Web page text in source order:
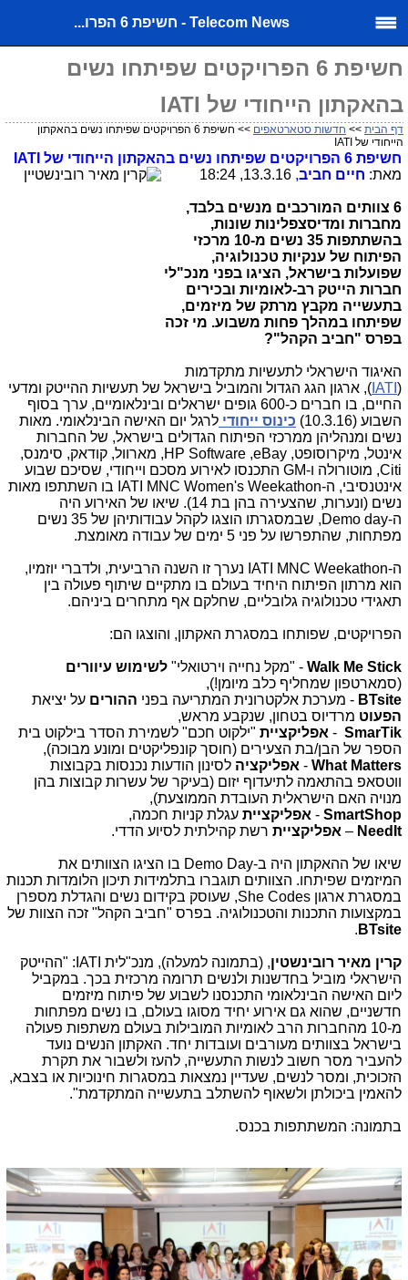
Telecom News - חשיפת 6 הפרו...
חשיפת 6 הפרויקטים שפיתחו נשים
בהאקתון הייחודי של IATI
דף הבית >> חדשות סטארטאפים
>> חשיפת 6 הפרויקטים שפיתחו נשים בהאקתון
הייחודי של IATI
חשיפת 6 הפרויקטים שפיתחו נשים בהאקתון הייחודי של
IATI
מאת: חיים חביב,
6 צוותים המורכבים מנשים בלבד,
מחברות ומדיסצפלינות שונות,
בהשתתפות 35 נשים מ-10 מרכזי
הפיתוח של ענקיות טכנולוגיה,
שפועלות בישראל, הציגו בפני מנכ"לי
חברות הייטק רב-לאומיות ובכירים
בתעשייה מקבץ מרתק של מיזמים,
שפיתחו במהלך פחות משבוע. מי זכה
בפרס "חביב הקהל"?
האיגוד הישראלי לתעשיות מתקדמות
(
IATI ), ארגון הגג הגדול והמוביל בישראל של תעשיות ההייטק ומדעי
החיים, בו חברים כ-600 גופים ישראלים ובינלאומיים, ערך בסוף
השבוע (10.3.16)
כינוס ייחודי לרגל יום האישה הבינלאומי. מאות
נשים ומנהליהן ממרכזי הפיתוח הגדולים בישראל, של החברות
אינטל, מיקרוסופט, eBay
,
HP Software, מארוול, קודאק, סימנס,
Citi, מוטורולה ו-GM התכנסו לאירוע מסכם וייחודי, שסיכם שבוע
אינטנסיבי, ה-IATI MNC Women's Weekathon בו השתתפו מאות
נשים (ונערות, שהצעירה בהן בת 14). שיאו של האירוע היה
ה-,Demo day
שבמסגרתו הוצגו לקהל עבודותיהן של 35 נשים
מפתחות, שהתפרשו על פני 5 ימים של עבודה מאומצת.
ה-IATI MNC Weekathon נערך זו השנה הרביעית, ולדברי יוזמיו,
הוא מרתון הפיתוח היחיד בעולם בו מתקיים שיתוף פעולה בין
תאגידי טכנולוגיה גלובליים, שחלקם אף מתחרים ביניהם.
הפרויקטים, שפותחו במסגרת האקתון, והוצגו הם:
Walk Me Stick - "מקל נחייה וירטואלי" לשימוש עיוורים
(סמארטפון שמחליף כלב מיומן!),
BTsite - מערכת אלקטרונית המתריעה בפני ההורים על יציאת
הפעוט מרדיוס בטחון, שנקבע מראש,
SmarTik
- אפליקציית "ילקוט חכם" לשמירת הסדר בילקוט בית
הספר של הבן/בת הצעירים (חוסך קונפליקטים ומונע מבוכה),
What Matters
- אפליקציה לסינון הודעות נכנסות בקבוצות
ווטסאפ בהתאמה לתיעדוף יזום (בעיקר של עשרות קבוצות בהן
מנויה האם הישראלית העובדת הממוצעת),
SmartShop
- אפליקציית עגלת קניות חכמה,
NeedIt
– אפליקציית רשת קהילתית לסיוע הדדי.
שיאו של ההאקתון היה ב-Demo Day בו הציגו הצוותים את
המיזמים שפיתחו. הצוותים תוגברו בתלמידות תיכון הלומדות תכנות
במסגרת ארגון She Codes, שעוסק בקידום נשים והגדלת מספרן
במקצועות התכנות והטכנולוגיה. בפרס "חביב הקהל" זכה הצוות של
BTsite
.
קרין מאיר רובינשטין, (בתמונה למעלה), מנכ"לית IATI : "ההייטק
הישראלי מוביל בחדשנות ולנשים תרומה מרכזית בכך. במקביל
ליום האישה הבינלאומי התכנסנו לשבוע של פיתוח מיזמים
חדשניים, שהוא גם אירוע יחיד מסוגו בעולם, בו נשים מפתחות
מ-10 מהחברות הרב לאומיות המובילות בעולם משתפות פעולה
בישראל בצוותים מעורבים ועובדות יחד. האקתון הנשים נועד
להעביר מסר חשוב לנשות התעשייה, להעז ולשבור את תקרת
הזכוכית, ומסר לנשים, שעדיין נמצאות במסגרות חינוכיות או בצבא,
להאמין ביכולתן ולשאוף להשתלב בתעשייה המתקדמת".
בתמונה: המשתתפות בכנס.